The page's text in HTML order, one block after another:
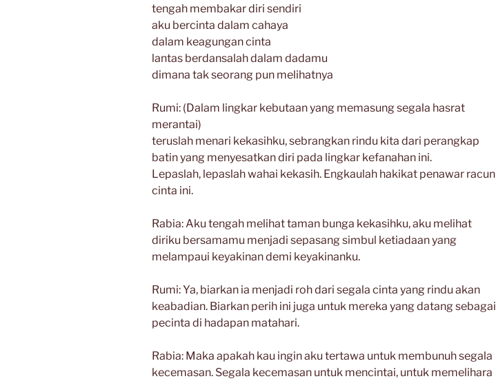
tengah membakar diri sendiri
aku bercinta dalam cahaya
dalam keagungan cinta
lantas berdansalah dalam dadamu
dimana tak seorang pun melihatnya
Rumi: (Dalam lingkar kebutaan yang memasung segala hasrat
merantai)
teruslah menari kekasihku, sebrangkan rindu kita dari perangkap
batin yang menyesatkan diri pada lingkar kefanahan ini.
Lepaslah, lepaslah wahai kekasih. Engkaulah hakikat penawar racun
cinta ini.
Rabia: Aku tengah melihat taman bunga kekasihku, aku melihat
diriku bersamamu menjadi sepasang simbul ketiadaan yang
melampaui keyakinan demi keyakinanku.
Rumi: Ya, biarkan ia menjadi roh dari segala cinta yang rindu akan
keabadian. Biarkan perih ini juga untuk mereka yang datang sebagai
pecinta di hadapan matahari.
Rabia: Maka apakah kau ingin aku tertawa untuk membunuh segala
kecemasan. Segala kecemasan untuk mencintai, untuk memelihara